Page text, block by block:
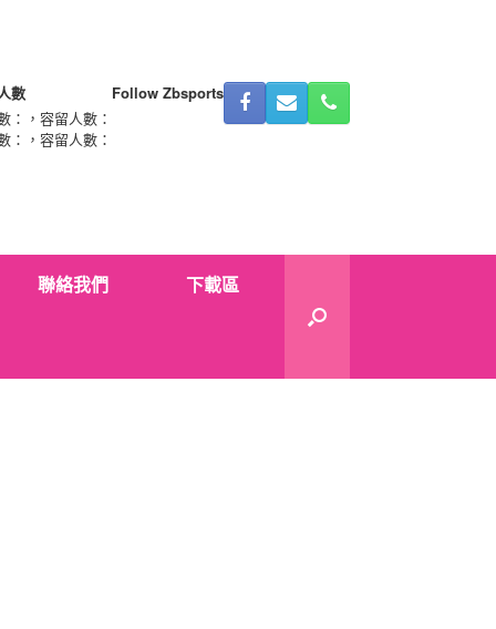
數
：
，容留人數：
：
，容留人數：
Follow Zbsports
聯絡我們 下載區